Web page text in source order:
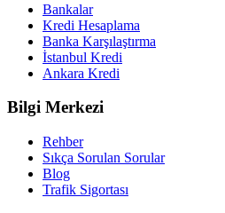
Bankalar
Kredi Hesaplama
Banka Karşılaştırma
İstanbul Kredi
Ankara Kredi
Bilgi Merkezi
Rehber
Sıkça Sorulan Sorular
Blog
Trafik Sigortası